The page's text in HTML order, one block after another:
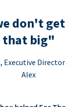
don't
that big"
Executive
Alex